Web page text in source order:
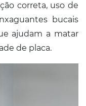
correta, uso de
bucais
ajudam a matar
de placa.